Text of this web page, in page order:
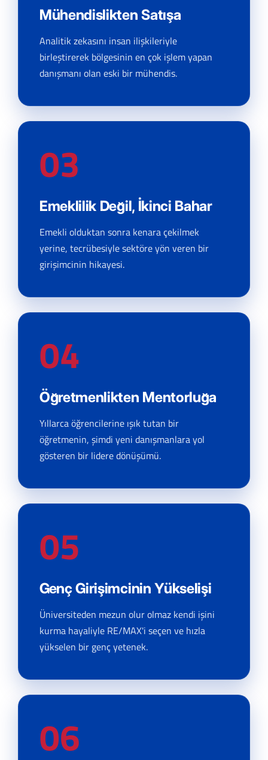
Mühendislikten Satışa
Analitik zekasını insan ilişkileriyle
birleştirerek bölgesinin en çok işlem yapan
danışmanı olan eski bir mühendis.
03
Emeklilik Değil, İkinci Bahar
Emekli olduktan sonra kenara çekilmek
yerine, tecrübesiyle sektöre yön veren bir
girişimcinin hikayesi.
04
Öğretmenlikten Mentorluğa
Yıllarca öğrencilerine ışık tutan bir
öğretmenin, şimdi yeni danışmanlara yol
gösteren bir lidere dönüşümü.
05
Genç Girişimcinin Yükselişi
Üniversiteden mezun olur olmaz kendi işini
kurma hayaliyle RE/MAX'i seçen ve hızla
yükselen bir genç yetenek.
06